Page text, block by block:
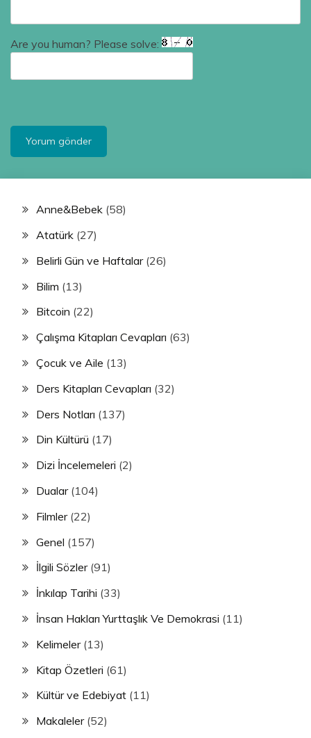
Are you human? Please solve:
Anne&Bebek (58)
Atatürk (27)
Belirli Gün ve Haftalar(26)
Bilim (13)
Bitcoin (22)
Çalışma Kitapları Cevapları (63)
Çocuk ve Aile (13)
Ders Kitapları Cevapları (32)
Ders Notları (137)
Din Kültürü (17)
Dizi İncelemeleri (2)
Dualar(104)
Filmler(22)
Genel (157)
İlgili Sözler(91)
İnkılap Tarihi (33)
İnsan Hakları Yurttaşlık Ve Demokrasi (11)
Kelimeler(13)
Kitap Özetleri (61)
Kültür ve Edebiyat (11)
Makaleler(52)